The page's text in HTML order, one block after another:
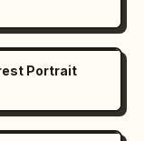
Portrait